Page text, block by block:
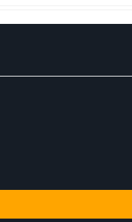
الأسعار ومواجهة الاحتكار